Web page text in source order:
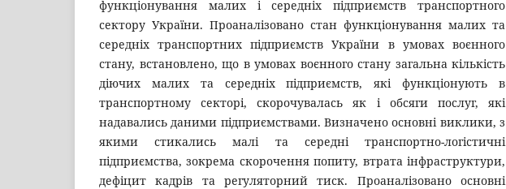
функціонування малих і середніх підприємств транспортного
сектору України. Проаналізовано стан функціонування малих та
середніх транспортних підприємств України в умовах воєнного
стану, встановлено, що в умовах воєнного стану загальна кількість
діючих малих та середніх підприємств, які функціонують в
транспортному секторі, скорочувалась як і обсяги послуг, які
надавались даними підприємствами. Визначено основні виклики, з
якими стикались малі та середні транспортно-логістичні
підприємства, зокрема скорочення попиту, втрата інфраструктури,
дефіцит кадрів та регуляторний тиск. Проаналізовано основні